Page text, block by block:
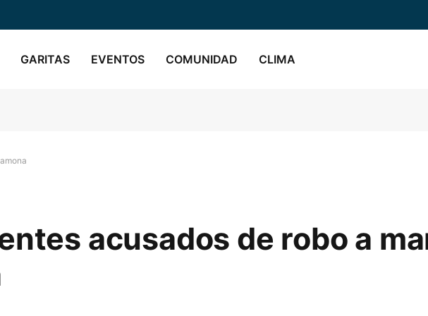
GARITAS EVENTOS COMUNIDAD CLIMA
acusados de robo a